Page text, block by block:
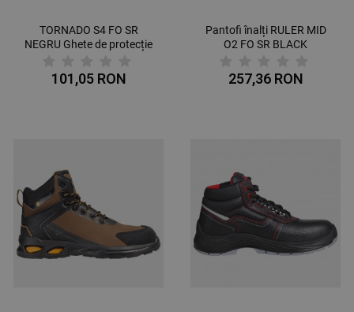
TORNADO S4 FO SR
NEGRU Ghete de protecție
101,05 RON
Pantofi înalți RULER MID
O2 FO SR BLACK
257,36 RON